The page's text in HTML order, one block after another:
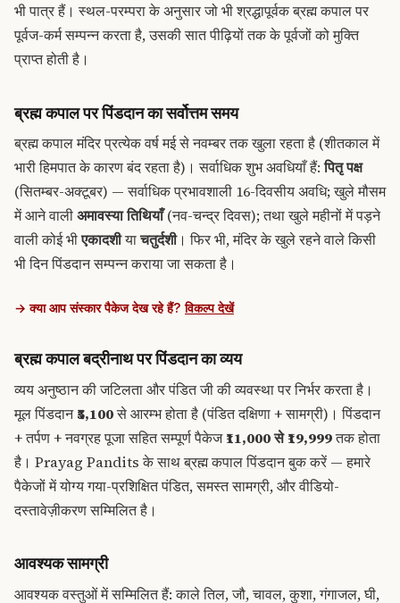
भी पात्र हैं। स्थल-परम्परा के अनुसार जो भी श्रद्धापूर्वक ब्रह्म कपाल पर
पूर्वज-कर्म सम्पन्न करता है, उसकी सात पीढ़ियों तक के पूर्वजों को मुक्ति
प्राप्त होती है।
ब्रह्म कपाल पर पिंडदान का सर्वोत्तम समय
ब्रह्म कपाल मंदिर प्रत्येक वर्ष मई से नवम्बर तक खुला रहता है (शीतकाल में
भारी हिमपात के कारण बंद रहता है)। सर्वाधिक शुभ अवधियाँ हैं:पितृ पक्ष
(सितम्बर-अक्टूबर) — सर्वाधिक प्रभावशाली 16-दिवसीय अवधि; खुले मौसम
में आने वालीअमावस्या तिथियाँ(नव-चन्द्र दिवस); तथा खुले महीनों में पड़ने
वाली कोई भीएकादशीयाचतुर्दशी। फिर भी, मंदिर के खुले रहने वाले किसी
भी दिन पिंडदान सम्पन्न कराया जा सकता है।
→ क्या आप संस्कार पैकेज देख रहे हैं?विकल्प देखें
ब्रह्म कपाल बद्रीनाथ पर पिंडदान का व्यय
व्यय अनुष्ठान की जटिलता और पंडित जी की व्यवस्था पर निर्भर करता है।
मूल पिंडदान₹5,100से आरम्भ होता है (पंडित दक्षिणा + सामग्री)। पिंडदान
+ तर्पण + नवग्रह पूजा सहित सम्पूर्ण पैकेज₹11,000 से ₹19,999तक होता
है। Prayag Pandits के साथ ब्रह्म कपाल पिंडदान बुक करें — हमारे
पैकेजों में योग्य गया-प्रशिक्षित पंडित, समस्त सामग्री, और वीडियो-
दस्तावेज़ीकरण सम्मिलित है।
आवश्यक सामग्री
आवश्यक वस्तुओं में सम्मिलित हैं: काले तिल, जौ, चावल, कुशा, गंगाजल, घी,